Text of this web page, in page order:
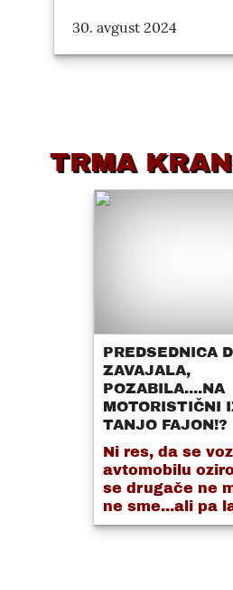
30. avgust 2024
TRMA
PREDSEDNICA
ZAVAJALA,
POZABILA....NA
MOTORISTIČNI
TANJO FAJON!?
Ni res, da se
avtomobilu
se drugače ne
ne sme...ali pa